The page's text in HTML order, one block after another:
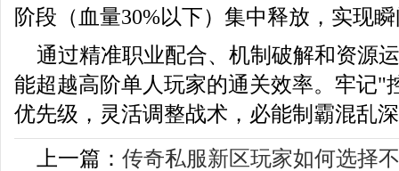
阶段（血量30%以下）集中释放，实现
通过精准职业配合、机制破解和资源
能超越高阶单人玩家的通关效率。牢记"
优先级，灵活调整战术，必能制霸混乱
上一篇： 传奇私服新区玩家如何选择